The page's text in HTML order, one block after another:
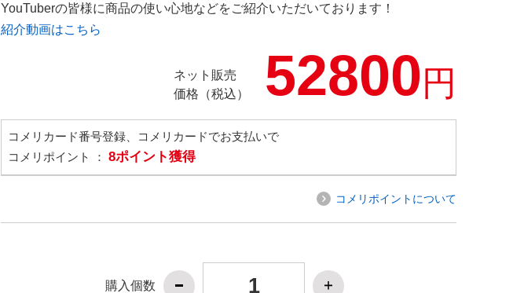
YouTuberの皆様に商品の使い心地などをご紹介いただいております！
紹介動画はこちら
ネット販売
価格（税込）
52800円
コメリカード番号登録、コメリカードでお支払いで
コメリポイント ： 8ポイント獲得
コメリポイントについて
購入個数